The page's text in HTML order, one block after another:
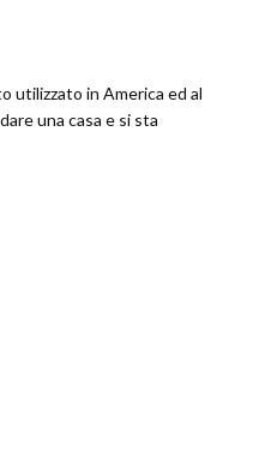
utilizzato in America ed al
una casa e si sta